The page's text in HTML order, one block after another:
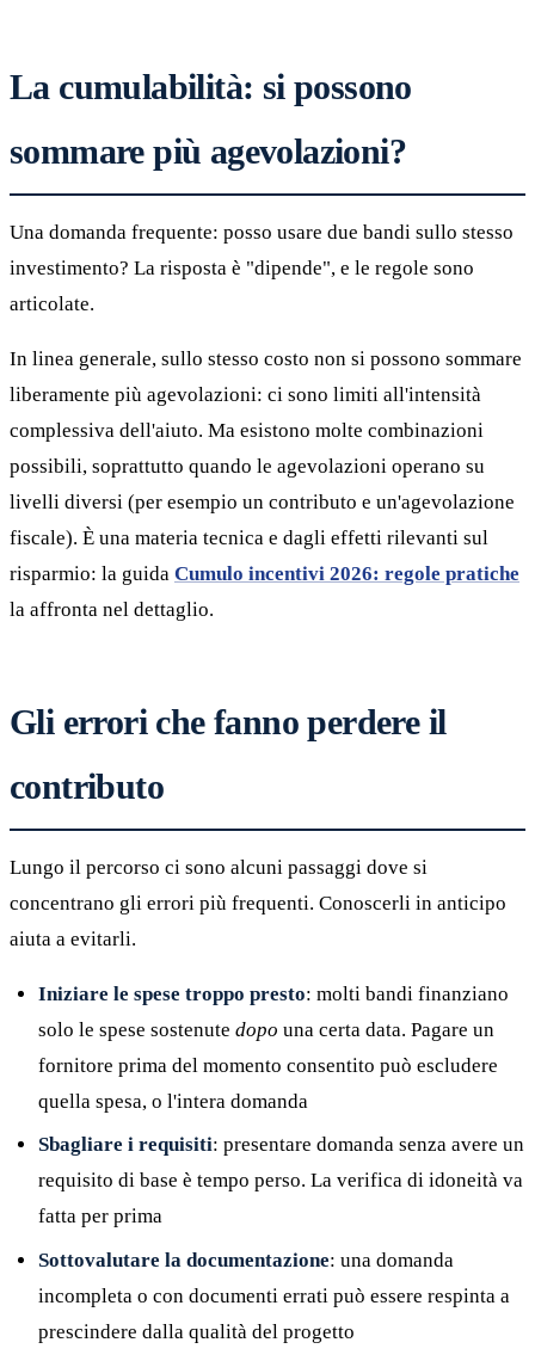
La cumulabilità: si possono
sommare più agevolazioni?
Una domanda frequente: posso usare due bandi sullo stesso
investimento? La risposta è "dipende", e le regole sono
articolate.
In linea generale, sullo stesso costo non si possono sommare
liberamente più agevolazioni: ci sono limiti all'intensità
complessiva dell'aiuto. Ma esistono molte combinazioni
possibili, soprattutto quando le agevolazioni operano su
livelli diversi (per esempio un contributo e un'agevolazione
fiscale). È una materia tecnica e dagli effetti rilevanti sul
risparmio: la guida Cumulo incentivi 2026: regole pratiche
la affronta nel dettaglio.
Gli errori che fanno perdere il
contributo
Lungo il percorso ci sono alcuni passaggi dove si
concentrano gli errori più frequenti. Conoscerli in anticipo
aiuta a evitarli.
Iniziare le spese troppo presto: molti bandi finanziano
solo le spese sostenute dopo una certa data. Pagare un
fornitore prima del momento consentito può escludere
quella spesa, o l'intera domanda
Sbagliare i requisiti: presentare domanda senza avere un
requisito di base è tempo perso. La verifica di idoneità va
fatta per prima
Sottovalutare la documentazione: una domanda
incompleta o con documenti errati può essere respinta a
prescindere dalla qualità del progetto